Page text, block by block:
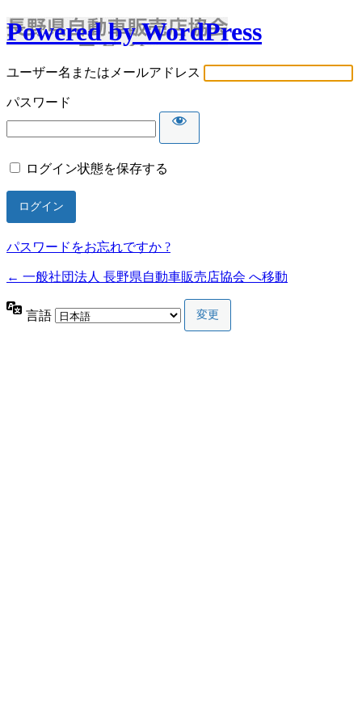
Powered by WordPress
ユーザー名またはメールアドレス
パスワード
ログイン状態を保存する
パスワードをお忘れですか ?
← 一般社団法人 長野県自動車販売店協会 へ移動
言語